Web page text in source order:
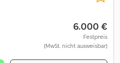
6.000 €
Festpreis
(MwSt. nicht ausweisbar)